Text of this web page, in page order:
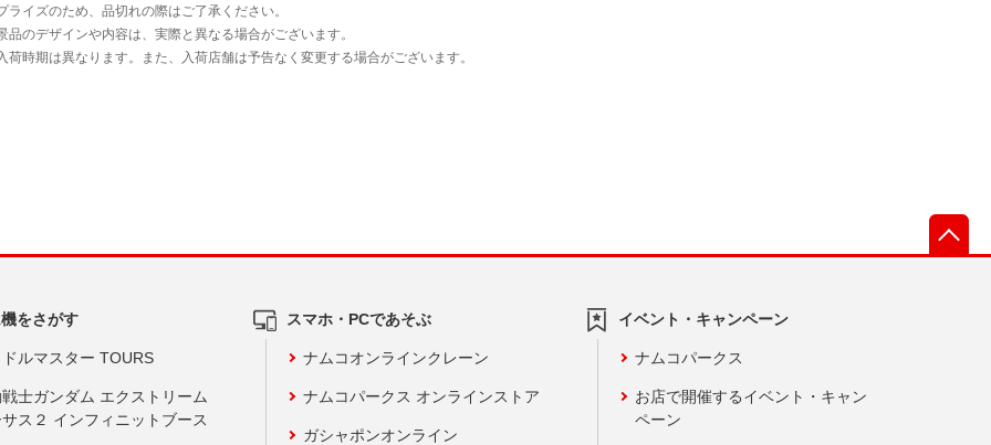
をさがす
ルマスター TOURS
士ガンダム エクストリーム
ス２ インフィニットブース
スマホ・PCであそぶ
ナムコオンラインクレーン
ナムコパークス オンラインストア
ガシャポンオンライン
イベント・キャンペーン
ナムコパークス
お店で開催するイベント・キャン
ペーン